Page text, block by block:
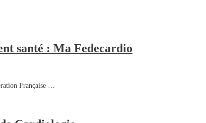
santé : Ma Fedecardio
Française …